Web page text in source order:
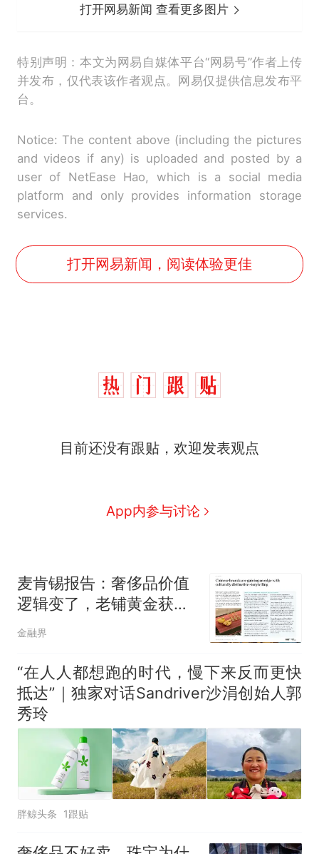
打开网易新闻 查看更多图片
特别声明：本文为网易自媒体平台“网易号”作者上传
并发布，仅代表该作者观点。网易仅提供信息发布平
台。
Notice: The content above (including the pictures
and videos if any) is uploaded and posted by a
user of NetEase Hao, which is a social media
platform and only provides information storage
services.
打开网易新闻，阅读体验更佳
目前还没有跟贴，欢迎发表观点
App内参与讨论
麦肯锡报告：奢侈品价值
逻辑变了，老铺黄金获得
竞争优势
金融界
“在人人都想跑的时代，慢下来反而更快
抵达”｜独家对话Sandriver沙涓创始人郭
秀玲
胖鲸头条 1跟贴